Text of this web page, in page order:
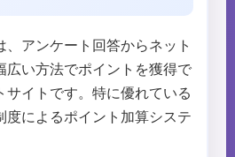
、アンケート回答からネット
広い方法でポイントを獲得で
サイトです。特に優れている
度によるポイント加算システ